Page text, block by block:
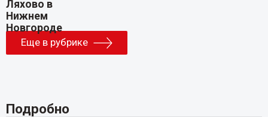
Еще в рубрике
Подробно